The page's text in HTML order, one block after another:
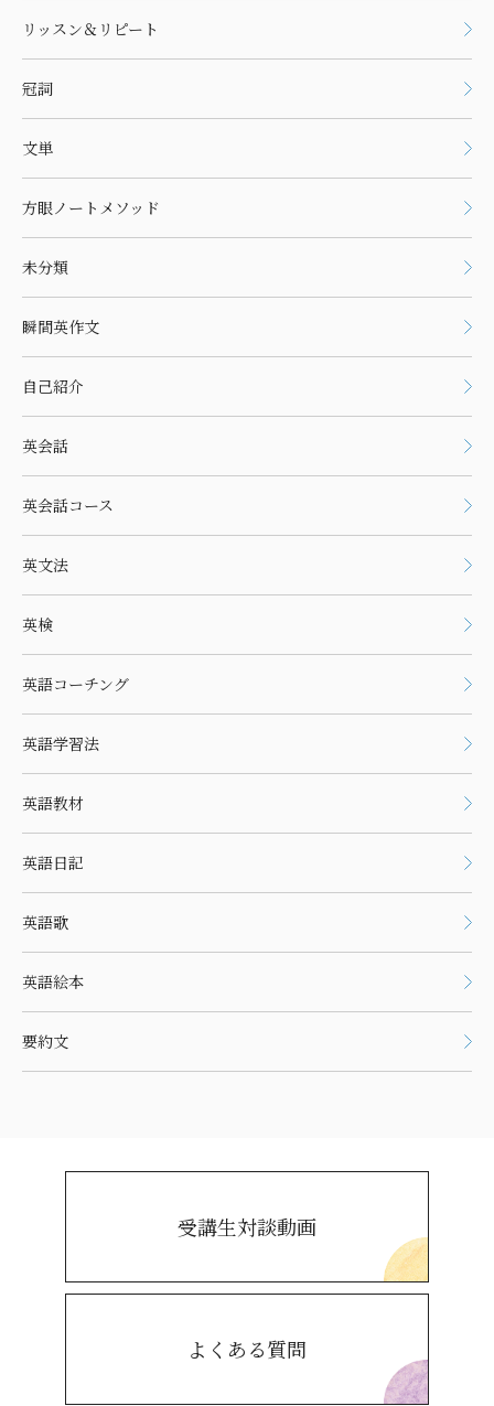
リッスン＆リピート
冠詞
文単
方眼ノートメソッド
未分類
瞬間英作文
自己紹介
英会話
英会話コース
英文法
英検
英語コーチング
英語学習法
英語教材
英語日記
英語歌
英語絵本
要約文
受講生対談動画
よくある質問